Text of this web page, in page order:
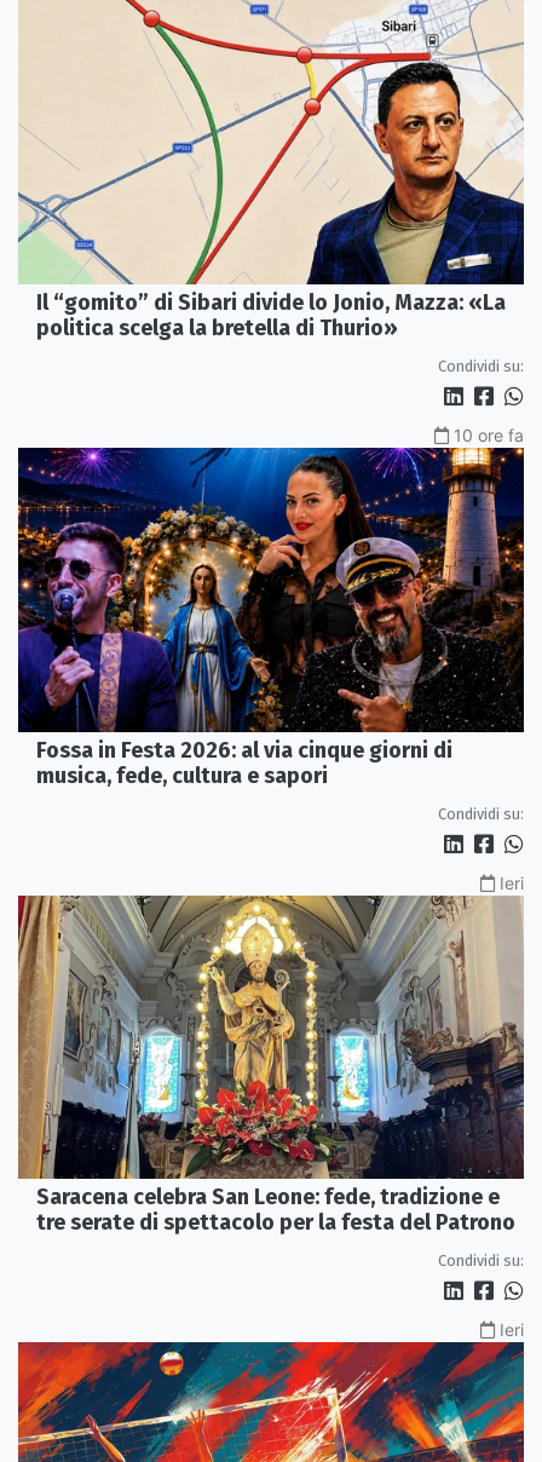
Il “gomito” di Sibari divide lo Jonio, Mazza: «La
politica scelga la bretella di Thurio»
Condividi su:
10 ore fa
Fossa in Festa 2026: al via cinque giorni di
musica, fede, cultura e sapori
Condividi su:
Ieri
Saracena celebra San Leone: fede, tradizione e
tre serate di spettacolo per la festa del Patrono
Condividi su:
Ieri